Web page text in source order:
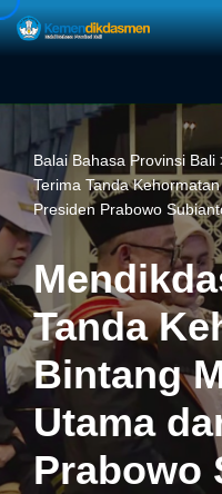
Balai Bahasa Provinsi Bali
Terima Tanda
Presiden Prabowo
Tanda
Bintang
Utama
Prabowo